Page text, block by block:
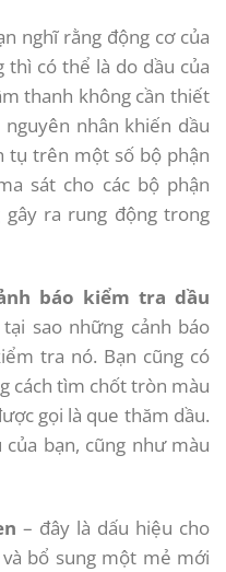
nghĩ rằng động cơ của
có thể là do dầu của
thanh không cần thiết
nhân khiến dầu
tụ trên một số bộ phận
sát cho các bộ phận
ra rung động trong
báo kiểm tra dầu
sao những cảnh báo
tra nó. Bạn cũng có
cách tìm chốt tròn màu
gọi là que thăm dầu.
bạn, cũng như màu
– đây là dấu hiệu cho
bổ sung một mẻ mới